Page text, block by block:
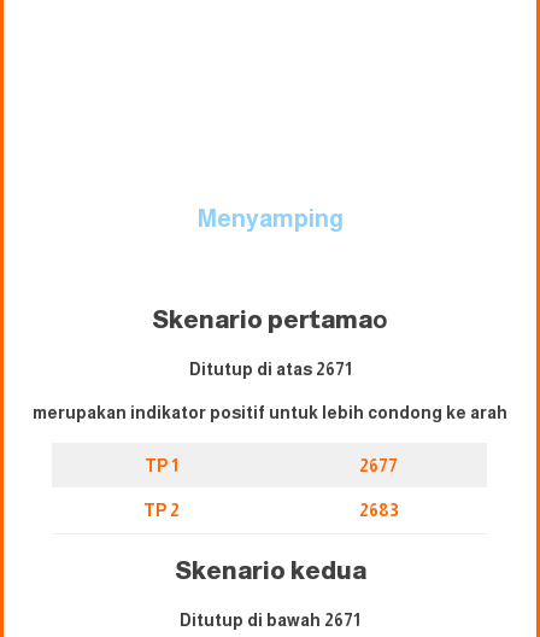
Menyamping
Skenario pertamao
Ditutup di atas 2671
merupakan indikator positif untuk lebih condong ke arah
TP 1 2677
TP 2 2683
Skenario kedua
Ditutup di bawah 2671